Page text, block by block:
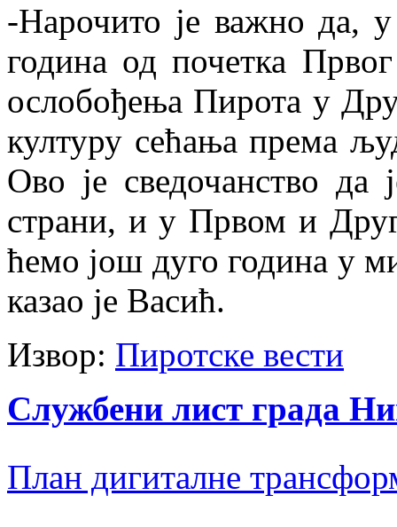
-Нарочито је важно да,
година од почетка
ослобођења Пирота у
културу сећања према
Ово је сведочанство да
страни, и у Првом и
ћемо још дуго година у
казао је Васић.
Извор: Пиротске вести
Службени лист града
План дигиталне